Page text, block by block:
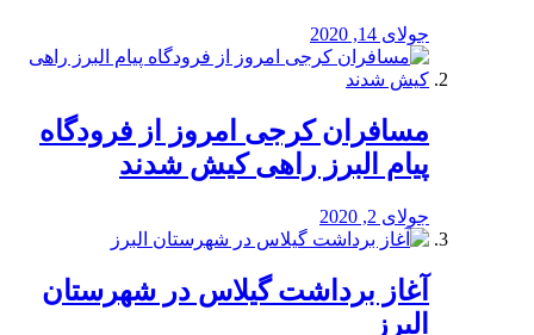
جولای 14, 2020
مسافران کرجی امروز از فرودگاه
پیام البرز راهی کیش شدند
جولای 2, 2020
آغاز برداشت گیلاس در شهرستان
البرز